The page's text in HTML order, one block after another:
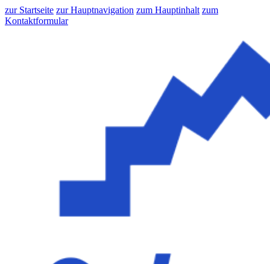
zur Startseite zur Hauptnavigation zum Hauptinhalt zum
Kontaktformular